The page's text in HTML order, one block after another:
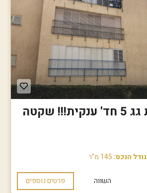
נמכר!!! דירת גג 5 חד' ענקית!!! שקטה
גודל הנכס: 145 מ"ר
השווה פרטים נוספים